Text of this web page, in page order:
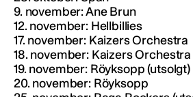
9. november: Ane Brun
12. november: Hellbillies
17. november: Kaizers Orchestra
18. november: Kaizers
19. november: Röyksopp (utsolgt)
20. november: Röyksopp